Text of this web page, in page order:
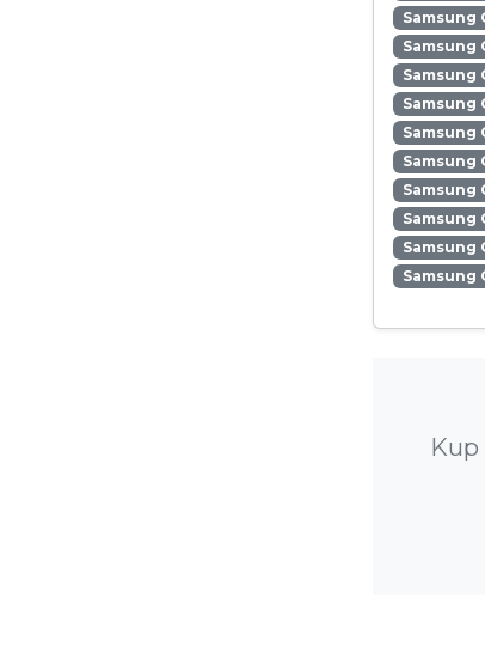
Samsung
Samsung
Samsung
Samsung
Samsung
Samsung
Samsung
Samsung
Samsung
Samsung
Kup